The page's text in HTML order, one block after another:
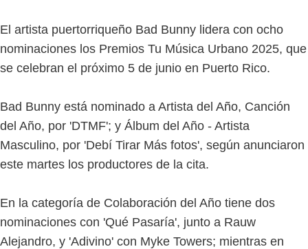
El artista puertorriqueño Bad Bunny lidera con ocho
nominaciones los Premios Tu Música Urbano 2025, que
se celebran el próximo 5 de junio en Puerto Rico.
Bad Bunny está nominado a Artista del Año, Canción
del Año, por 'DTMF'; y Álbum del Año - Artista
Masculino, por 'Debí Tirar Más fotos', según anunciaron
este martes los productores de la cita.
En la categoría de Colaboración del Año tiene dos
nominaciones con 'Qué Pasaría', junto a Rauw
Alejandro, y 'Adivino' con Myke Towers; mientras en